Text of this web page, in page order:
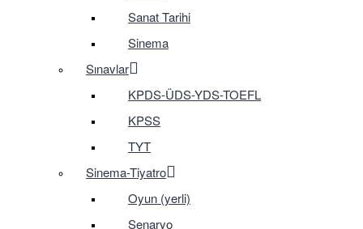
Sanat Tarihi
Sinema
Sınavlar
KPDS-ÜDS-YDS-TOEFL
KPSS
TYT
Sinema-Tiyatro
Oyun (yerli)
Senaryo